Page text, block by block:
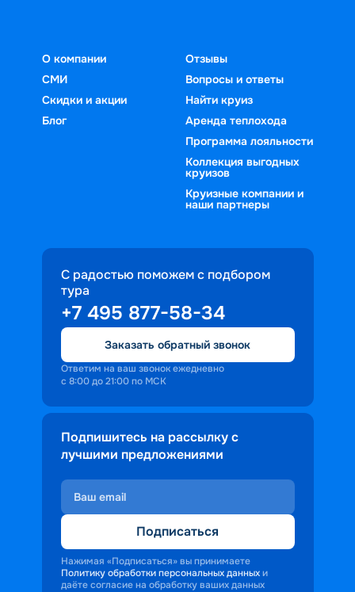
О компании
СМИ
Скидки и акции
Блог
Отзывы
Вопросы и ответы
Найти круиз
Аренда теплохода
Программа лояльности
Коллекция выгодных
круизов
Круизные компании и
наши партнеры
С радостью поможем с подбором
тура
+7 495 877-58-34
Заказать обратный звонок
Ответим на ваш звонок ежедневно
с 8:00 до 21:00 по МСК
Подпишитесь на рассылку с
лучшими предложениями
Подписаться
Нажимая «Подписаться» вы принимаете
Политику обработки персональных данных и
даёте согласие на обработку ваших данных